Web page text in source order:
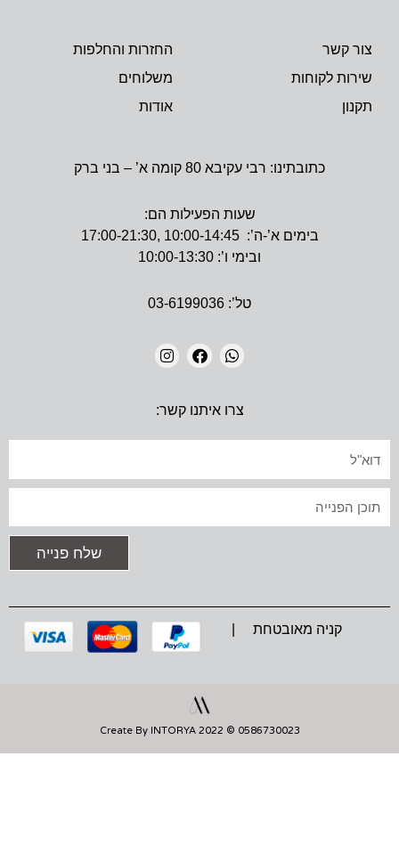
צור קשר
שירות לקוחות
תקנון
החזרות והחלפות
משלוחים
אודות
כתובתינו: רבי עקיבא 80 קומה א’ – בני ברק
שעות הפעילות הם:
בימים א’-ה’: 10:00-14:45 ,17:00-21:30
ובימי ו’: 10:00-13:30
טל’: 03-6199036
H
A
P
P
A
C
O
K
N
S
R
A
צרו איתנו קשר:
שלח פנייה
קניה מאובטחת |
0586730023 © 2022 Create By INTORYA